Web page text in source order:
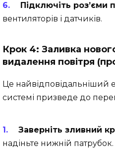
Підключіть роз’єми
вентиляторів і датчиків.
Крок 4: Заливка
видалення повітря
Це найвідповідальніший
системі призведе до
Заверніть зливний
надіньте нижній патрубок.